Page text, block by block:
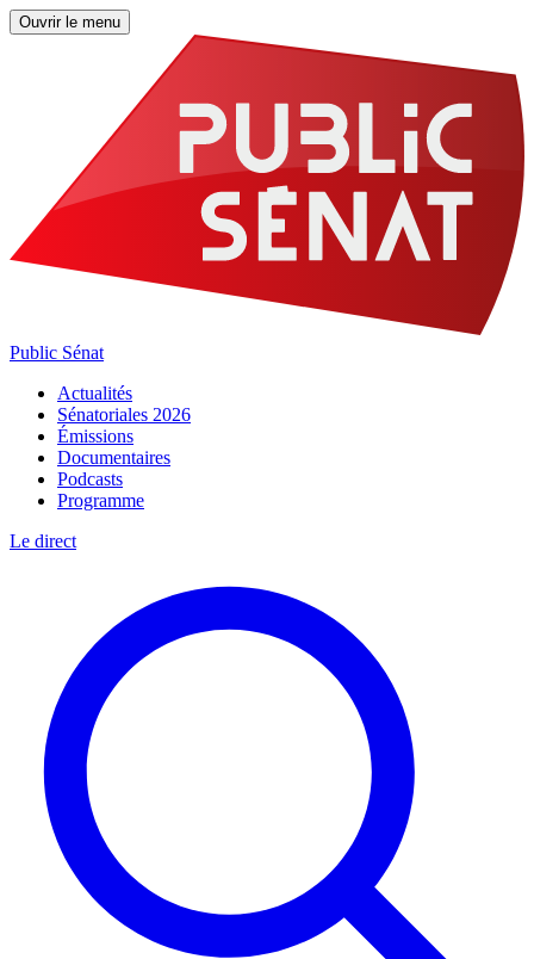
Ouvrir le menu
Public Sénat
Actualités
Sénatoriales 2026
Émissions
Documentaires
Podcasts
Programme
Le direct